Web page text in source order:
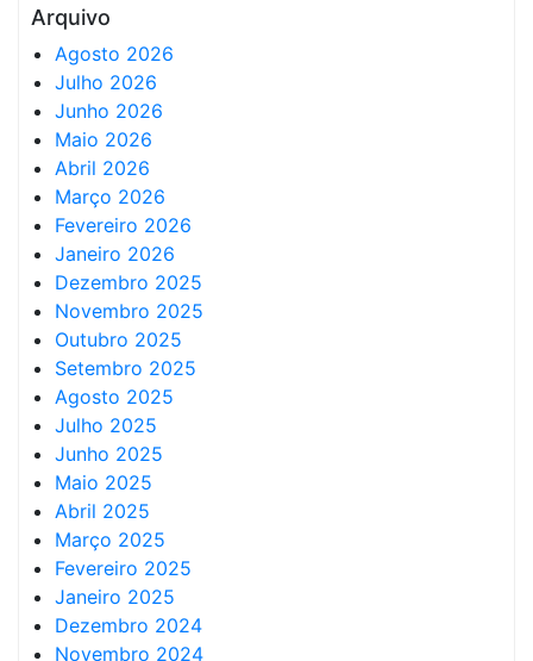
Arquivo
Agosto 2026
Julho 2026
Junho 2026
Maio 2026
Abril 2026
Março 2026
Fevereiro 2026
Janeiro 2026
Dezembro 2025
Novembro 2025
Outubro 2025
Setembro 2025
Agosto 2025
Julho 2025
Junho 2025
Maio 2025
Abril 2025
Março 2025
Fevereiro 2025
Janeiro 2025
Dezembro 2024
Novembro 2024